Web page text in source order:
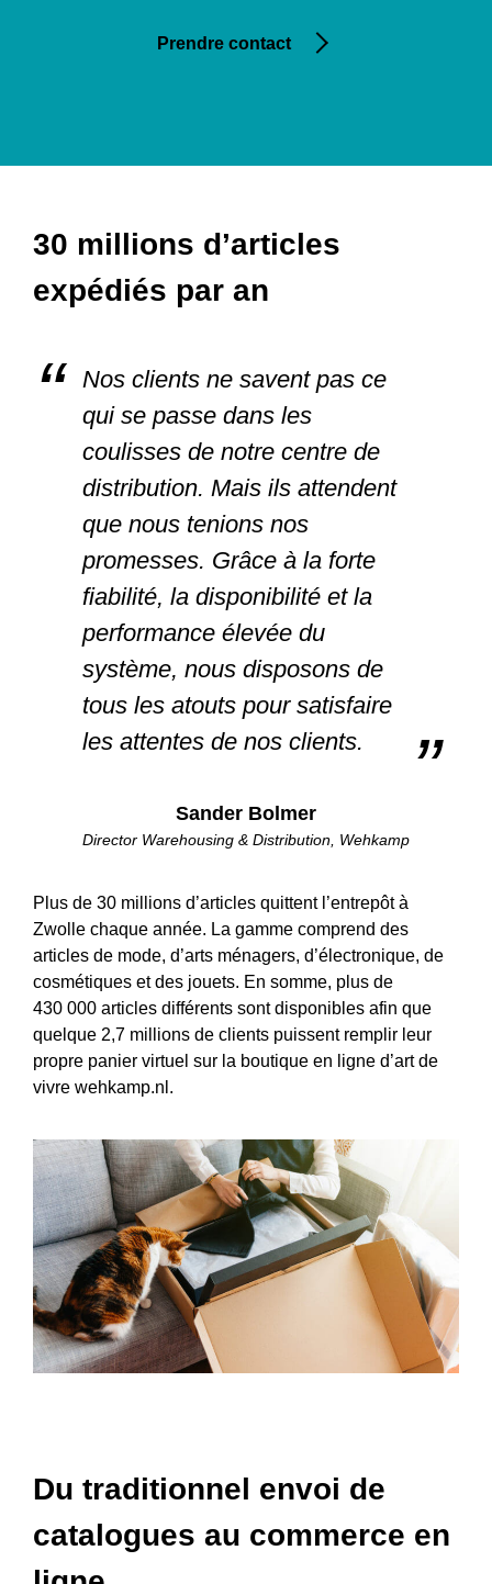
Prendre contact
30 millions d’articles
expédiés par an
Nos clients ne savent pas ce
qui se passe dans les
coulisses de notre centre de
distribution. Mais ils attendent
que nous tenions nos
promesses. Grâce à la forte
fiabilité, la disponibilité et la
performance élevée du
système, nous disposons de
tous les atouts pour satisfaire
les attentes de nos clients.
Sander Bolmer
Director Warehousing & Distribution, Wehkamp
Plus de 30 millions d’articles quittent l’entrepôt à
Zwolle chaque année. La gamme comprend des
articles de mode, d’arts ménagers, d’électronique, de
cosmétiques et des jouets. En somme, plus de
430 000 articles différents sont disponibles afin que
quelque 2,7 millions de clients puissent remplir leur
propre panier virtuel sur la boutique en ligne d’art de
vivre wehkamp.nl.
Du traditionnel envoi de
catalogues au commerce en